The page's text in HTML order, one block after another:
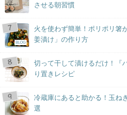
させる朝習慣
BLOG
火を使わず簡単！ポリポリ箸
姜漬け」の作り方
切って干して漬けるだけ！『
り置きレシピ
冷蔵庫にあると助かる！玉ね
選